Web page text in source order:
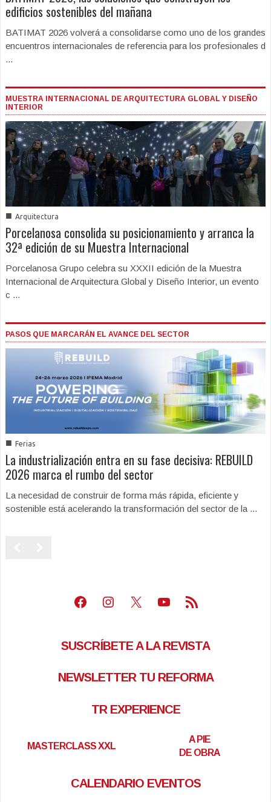
edificios sostenibles del mañana
BATIMAT 2026 volverá a consolidarse como uno de los grandes
encuentros internacionales de referencia para los profesionales d
...
MUESTRA INTERNACIONAL DE ARQUITECTURA GLOBAL Y DISEÑO
INTERIOR
■ Arquitectura
Porcelanosa consolida su posicionamiento y arranca la
32ª edición de su Muestra Internacional
Porcelanosa Grupo celebra su XXXII edición de la Muestra
Internacional de Arquitectura Global y Diseño Interior, un evento
c ...
PASOS QUE MARCARÁN EL AVANCE DEL SECTOR
■ Ferias
La industrialización entra en su fase decisiva: REBUILD
2026 marca el rumbo del sector
La necesidad de construir de forma más rápida, eficiente y
sostenible está acelerando la transformación del sector de la ...
Facebook
Instagram
X Youtube
Feed RSS
SUSCRÍBETE A LA REVISTA
NEWSLETTER TU REFORMA
TR EXPERIENCE
MASTERCLASS XXL
A PIE
DE OBRA
CALENDARIO EVENTOS